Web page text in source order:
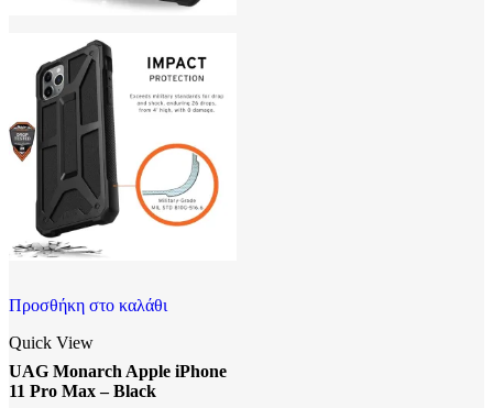
Προσθήκη στο καλάθι
Quick View
UAG Monarch Apple iPhone
11 Pro Max – Black